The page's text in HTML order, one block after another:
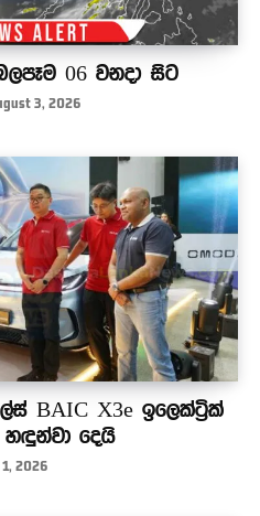
06 වනදා සිට
3, 2026
BAIC X3e ඉලෙක්ට්‍රික්
හඳුන්වා දෙයි
2026